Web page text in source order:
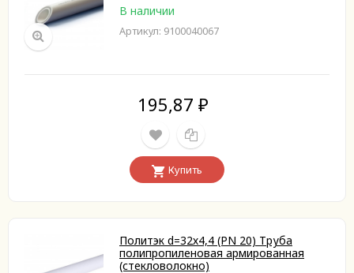
В наличии
Артикул: 9100040067
195,87 ₽
Купить
Политэк d=32х4,4 (PN 20) Труба
полипропиленовая армированная
(стекловолокно)